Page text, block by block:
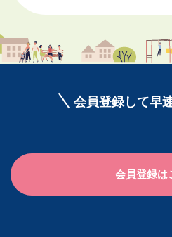
会員登録して早
会員登録は